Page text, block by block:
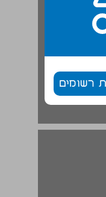
רשומים